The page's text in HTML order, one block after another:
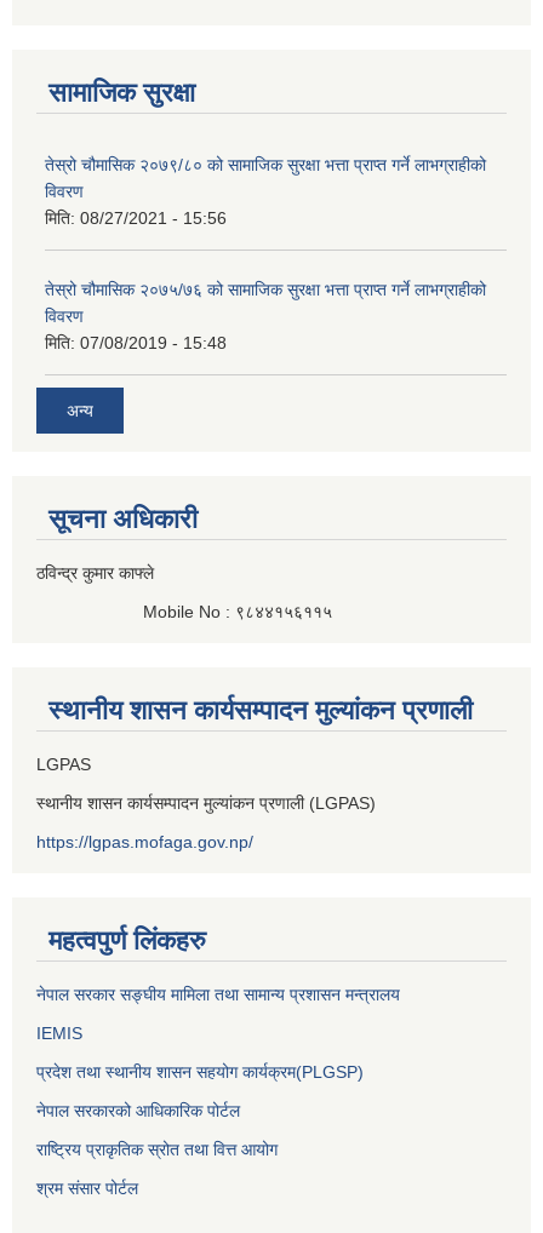
सामाजिक सुरक्षा
तेस्रो चौमासिक २०७९/८० को सामाजिक सुरक्षा भत्ता प्राप्त गर्ने लाभग्राहीको
विवरण
मिति: 08/27/2021 - 15:56
तेस्रो चौमासिक २०७५/७६ को सामाजिक सुरक्षा भत्ता प्राप्त गर्ने लाभग्राहीको
विवरण
मिति: 07/08/2019 - 15:48
अन्य
सूचना अधिकारी
ठविन्द्र कुमार काफ्ले
Mobile No : ९८४४१५६११५
स्थानीय शासन कार्यसम्पादन मुल्यांकन प्रणाली
LGPAS
स्थानीय शासन कार्यसम्पादन मुल्यांकन प्रणाली (LGPAS)
https://lgpas.mofaga.gov.np/
महत्वपुर्ण लिंकहरु
नेपाल सरकार सङ्घीय मामिला तथा सामान्य प्रशासन मन्त्रालय
IEMIS
प्रदेश तथा स्थानीय शासन सहयोग कार्यक्रम(PLGSP)
नेपाल सरकारको आधिकारिक पोर्टल
राष्ट्रिय प्राकृतिक स्रोत तथा वित्त आयोग
श्रम संसार पोर्टल